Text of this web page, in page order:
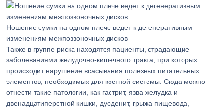
Ношение сумки на одном плече ведет к дегенеративным
изменениям межпозвоночных дисков
Также в группе риска находятся пациенты, страдающие
заболеваниями желудочно-кишечного тракта, при которых
происходит нарушение всасывания полезных питательных
элементов, необходимых для костной системы. Сюда можно
отнести такие патологии, как гастрит, язва желудка и
двенадцатиперстной кишки, дуоденит, грыжа пищевода,